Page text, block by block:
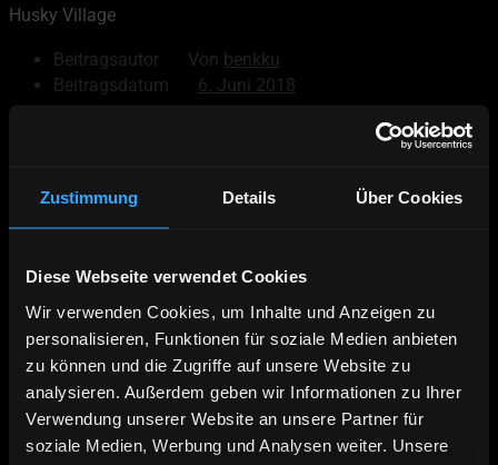
Zustimmung Details Über Cookies
Diese Webseite verwendet Cookies
Wir verwenden Cookies, um Inhalte und Anzeigen zu
personalisieren, Funktionen für soziale Medien anbieten
zu können und die Zugriffe auf unsere Website zu
analysieren. Außerdem geben wir Informationen zu Ihrer
Verwendung unserer Website an unsere Partner für
soziale Medien, Werbung und Analysen weiter. Unsere
Husky Village
Beitragsautor Von benkku
Beitragsdatum
6. Juni 2018
Powered by WordPress
Deutsch
English
Äkäskero Prospekt
Online Buchen
Kontakt | Anfahrt